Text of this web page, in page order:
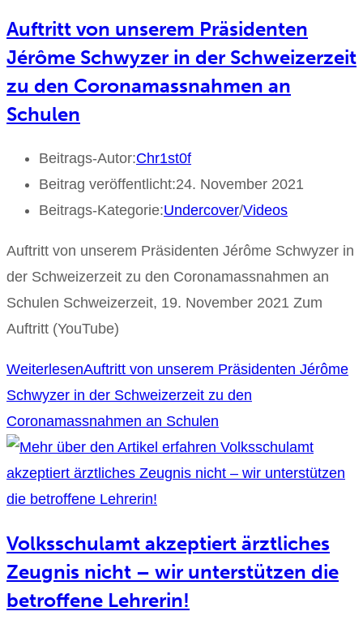
Auftritt von unserem Präsidenten
Jérôme Schwyzer in der Schweizerzeit
zu den Coronamassnahmen an
Schulen
Beitrags-Autor:Chr1st0f
Beitrag veröffentlicht:24. November 2021
Beitrags-Kategorie:Undercover/Videos
Auftritt von unserem Präsidenten Jérôme Schwyzer in
der Schweizerzeit zu den Coronamassnahmen an
Schulen Schweizerzeit, 19. November 2021 Zum
Auftritt (YouTube)
WeiterlesenAuftritt von unserem Präsidenten Jérôme
Schwyzer in der Schweizerzeit zu den
Coronamassnahmen an Schulen
Volksschulamt akzeptiert ärztliches
Zeugnis nicht – wir unterstützen die
betroffene Lehrerin!